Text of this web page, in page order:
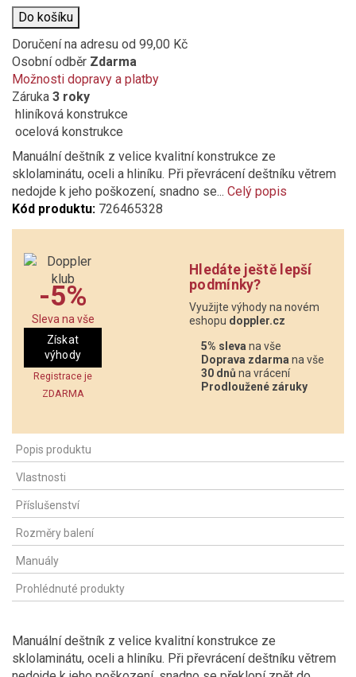
Do košíku
Doručení na adresu od 99,00 Kč
Osobní odběr Zdarma
Možnosti dopravy a platby
Záruka 3 roky
hliníková konstrukce
ocelová konstrukce
Manuální deštník z velice kvalitní konstrukce ze
sklolaminátu, oceli a hliníku. Při převrácení deštníku větrem
nedojde k jeho poškození, snadno se... Celý popis
Kód produktu: 726465328
-5%
Sleva na vše
Získat
výhody
Registrace je
ZDARMA
Hledáte ještě lepší
podmínky?
Využijte výhody na novém
eshopu doppler.cz
5% sleva na vše
Doprava zdarma na vše
30 dnů na vrácení
Prodloužené záruky
Popis produktu
Vlastnosti
Příslušenství
Rozměry balení
Manuály
Prohlédnuté produkty
Manuální deštník z velice kvalitní konstrukce ze
sklolaminátu, oceli a hliníku. Při převrácení deštníku větrem